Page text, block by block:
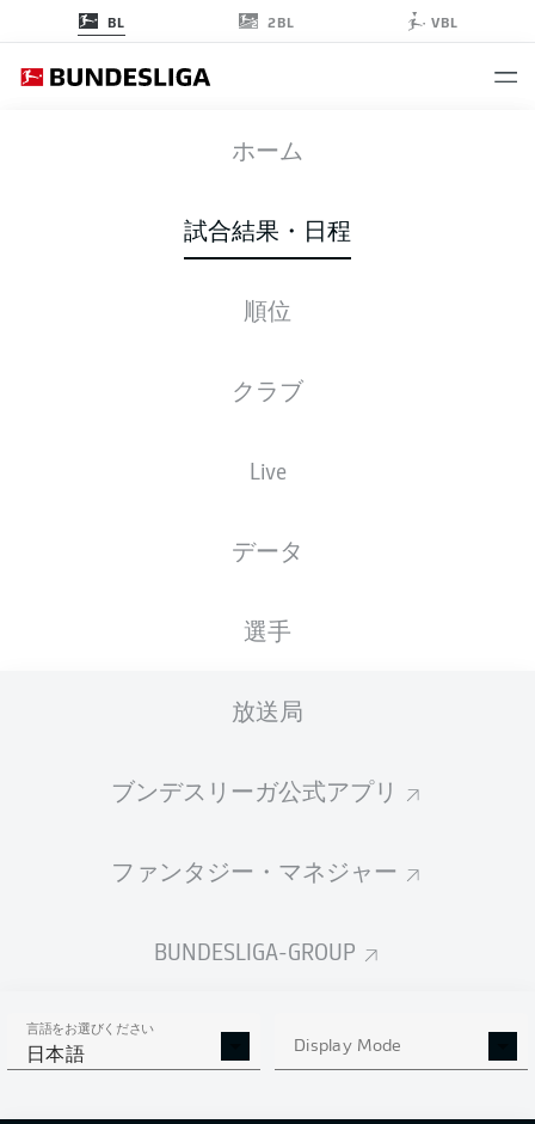
BL 2BL VBL
ホーム
試合結果・日程
順位
クラブ
Live
データ
選手
放送局
ブンデスリーガ公式アプリ
ファンタジー・マネジャー
BUNDESLIGA-GROUP
言語をお選びください
日本語 Display Mode
RBL SGE
2 1
スターティングメンバー
1
404
85 % 成功率 88 %